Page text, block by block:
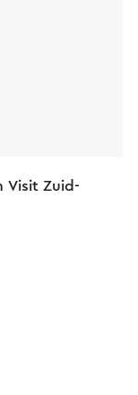
Visit Zuid-